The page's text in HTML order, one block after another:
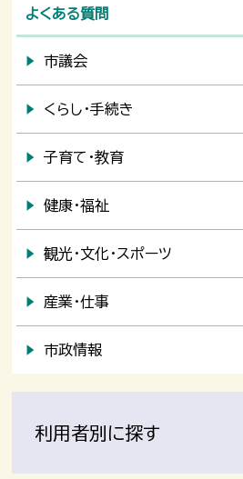
よくある質問
市議会
くらし・手続き
子育て・教育
健康・福祉
観光・文化・スポーツ
産業・仕事
市政情報
利用者別に探す